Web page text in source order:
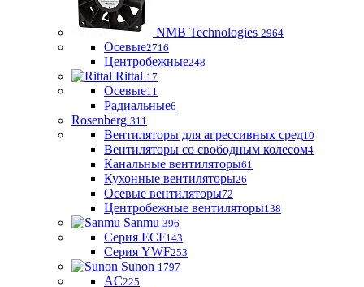
NMB Technologies 2964
Осевые2716
Центробежные248
Rittal 17
Осевые11
Радиальные6
Rosenberg 311
Вентиляторы для агрессивных сред10
Вентиляторы со свободным колесом4
Канальные вентиляторы61
Кухонные вентиляторы26
Осевые вентиляторы72
Центробежные вентиляторы138
Sanmu 396
Серия ECF143
Серия YWF253
Sunon 1797
AC225